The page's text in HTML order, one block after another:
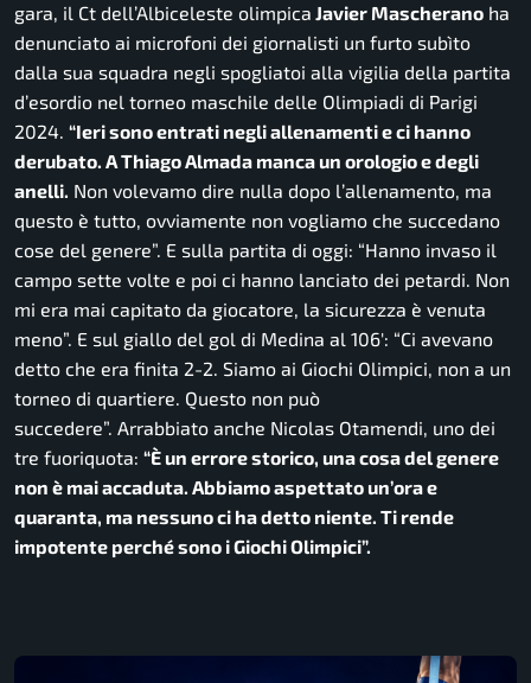
gara, il Ct dell’Albiceleste olimpica Javier Mascherano ha
denunciato ai microfoni dei giornalisti un furto subìto
dalla sua squadra negli spogliatoi alla vigilia della partita
d’esordio nel torneo maschile delle Olimpiadi di Parigi
2024. “Ieri sono entrati negli allenamenti e ci hanno
derubato. A Thiago Almada manca un orologio e degli
anelli. Non volevamo dire nulla dopo l’allenamento, ma
questo è tutto, ovviamente non vogliamo che succedano
cose del genere”. E sulla partita di oggi: “Hanno invaso il
campo sette volte e poi ci hanno lanciato dei petardi. Non
mi era mai capitato da giocatore, la sicurezza è venuta
meno”. E sul giallo del gol di Medina al 106′: “Ci avevano
detto che era finita 2-2. Siamo ai Giochi Olimpici, non a un
torneo di quartiere. Questo non può
succedere”. Arrabbiato anche Nicolas Otamendi, uno dei
tre fuoriquota: “È un errore storico, una cosa del genere
non è mai accaduta. Abbiamo aspettato un’ora e
quaranta, ma nessuno ci ha detto niente. Ti rende
impotente perché sono i Giochi Olimpici”.